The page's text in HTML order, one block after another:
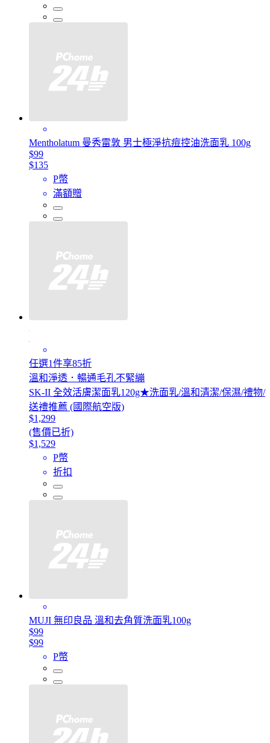
Mentholatum 曼秀雷敦 男士極淨抗痘控油洗面乳 100g
$99
$135
P幣
滿額贈
任選1件享85折
溫和淨透．暢通毛孔不緊繃
SK-II 全效活膚潔面乳120g★洗面乳/溫和清潔/保濕/禮物/
送禮推薦 (國際航空版)
$1,299
(售價已折)
$1,529
P幣
折扣
MUJI 無印良品 溫和去角質洗面乳100g
$99
$99
P幣